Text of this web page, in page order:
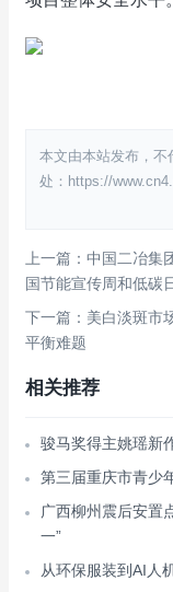
本文由本站发布，不
处：https://
上一篇：中国二冶
国节能宣传周和低碳
下一篇：美白淡斑市
平衡难题
相关推荐
骏马奖得主姚瑶新
第三届重庆市青少
广西柳州震后安置
一”
从环保服装到AI人